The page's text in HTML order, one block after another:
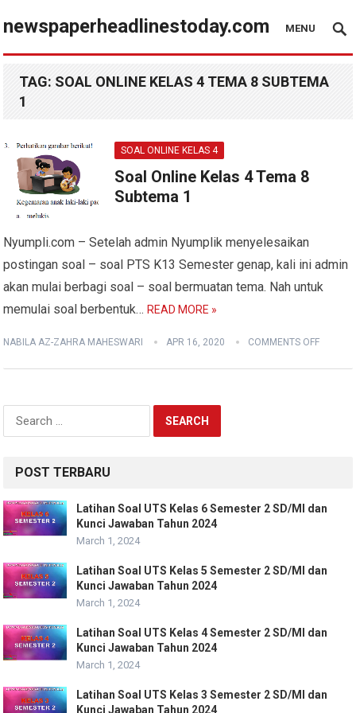
newspaperheadlinestoday.com MENU
TAG: SOAL ONLINE KELAS 4 TEMA 8 SUBTEMA
1
SOAL ONLINE KELAS 4
Soal Online Kelas 4 Tema 8
Subtema 1
Nyumpli.com – Setelah admin Nyumplik menyelesaikan
postingan soal – soal PTS K13 Semester genap, kali ini admin
akan mulai berbagi soal – soal bermuatan tema. Nah untuk
memulai soal berbentuk…READ MORE »
NABILA AZ-ZAHRA MAHESWARI APR 16, 2020 COMMENTS OFF
for:
POST TERBARU
Latihan Soal UTS Kelas 6 Semester 2 SD/MI dan
Kunci Jawaban Tahun 2024
March 1, 2024
Latihan Soal UTS Kelas 5 Semester 2 SD/MI dan
Kunci Jawaban Tahun 2024
March 1, 2024
Latihan Soal UTS Kelas 4 Semester 2 SD/MI dan
Kunci Jawaban Tahun 2024
March 1, 2024
Latihan Soal UTS Kelas 3 Semester 2 SD/MI dan
Kunci Jawaban Tahun 2024